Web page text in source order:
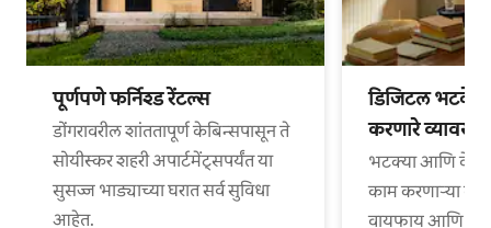
पूर्णपणे फर्निश्ड रेंटल्स
डोंगरावरील शांततापूर्ण केबिन्सपासून ते
सोयीस्कर शहरी अपार्टमेंट्सपर्यंत या
सुसज्ज भाड्याच्या घरात सर्व सुविधा
आहेत.
डिजिटल भटके
करणारे
भटक्या आणि
काम करणाऱ्या
वायफाय आणि